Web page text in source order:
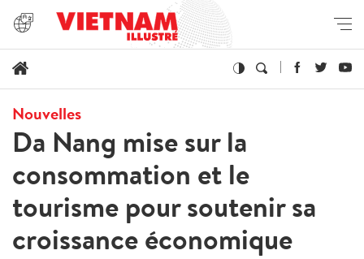
Nouvelles
Da Nang mise sur la
consommation et le
tourisme pour soutenir sa
croissance économique